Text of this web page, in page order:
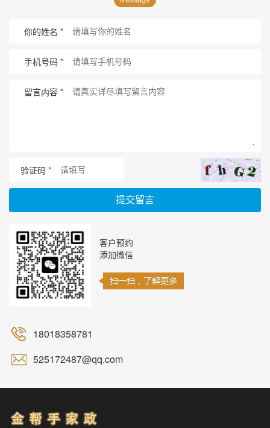
你的姓名 *
手机号码 *
留言内容 *
验证码 *
提交留言
客户预约
添加微信
18018358781
525172487@qq.com